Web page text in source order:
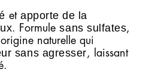
et apporte de la
. Formulesans sulfates,
naturelle qui
sans agresser, laissant